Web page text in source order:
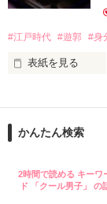
彼は莫大な借財
拒否権のない契
を示される。
「あなたの好き
る澄乃の「刺繍
#江戸時代 #遊郭 #身
表紙を見る
どうぞ極楽浄土へ
かんたん検索
2時間で読める キーワ
ド 「クール男子」 の